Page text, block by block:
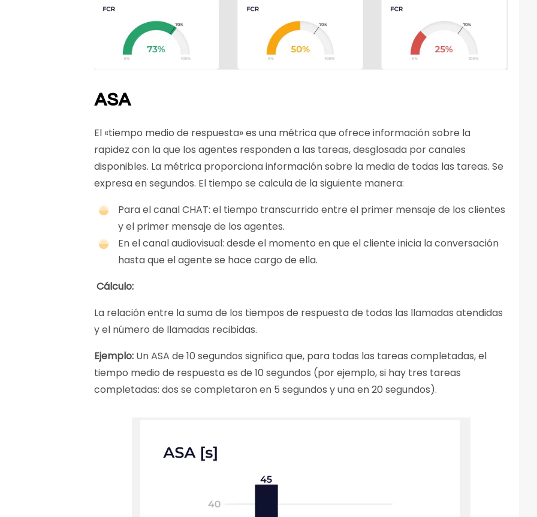
ASA
El «tiempo medio de respuesta» es una métrica que ofrece información sobre la
rapidez con la que los agentes responden a las tareas, desglosada por canales
disponibles. La métrica proporciona información sobre la media de todas las tareas. Se
expresa en segundos. El tiempo se calcula de la siguiente manera:
Para el canal CHAT: el tiempo transcurrido entre el primer mensaje de los clientes
y el primer mensaje de los agentes.
En el canal audiovisual: desde el momento en que el cliente inicia la conversación
hasta que el agente se hace cargo de ella.
Cálculo:
La relación entre la suma de los tiempos de respuesta de todas las llamadas atendidas
y el número de llamadas recibidas.
Ejemplo: Un ASA de 10 segundos significa que, para todas las tareas completadas, el
tiempo medio de respuesta es de 10 segundos (por ejemplo, si hay tres tareas
completadas: dos se completaron en 5 segundos y una en 20 segundos).